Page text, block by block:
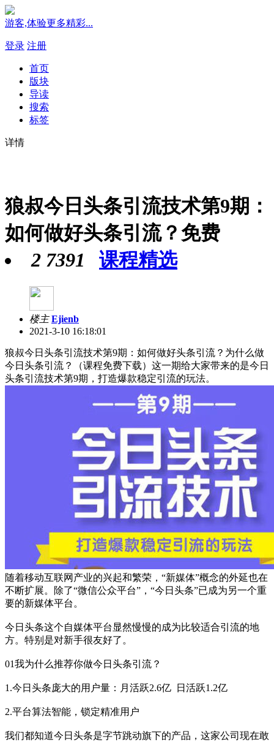
游客,体验更多精彩...
登录 注册
首页
版块
导读
搜索
标签
详情
狼叔今日头条引流技术第9期：
如何做好头条引流？免费
2 7391 课程精选
楼主 Ejienb
2021-3-10 16:18:01
狼叔今日头条引流技术第9期：如何做好头条引流？为什么做
今日头条引流？（课程免费下载）这一期给大家带来的是今日
头条引流技术第9期，打造爆款稳定引流的玩法。
随着移动互联网产业的兴起和繁荣，“新媒体”概念的外延也在
不断扩展。除了“微信公众平台”，“今日头条”已成为另一个重
要的新媒体平台。
今日头条这个自媒体平台显然慢慢的成为比较适合引流的地
方。特别是对新手很友好了。
01我为什么推荐你做今日头条引流？
1.今日头条庞大的用户量：月活跃2.6亿 日活跃1.2亿
2.平台算法智能，锁定精准用户
我们都知道今日头条是字节跳动旗下的产品，这家公司现在敢